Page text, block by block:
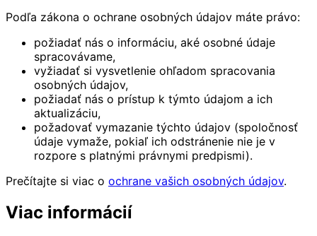
Podľa zákona o ochrane osobných údajov máte právo:
požiadať nás o informáciu, aké osobné údaje
spracovávame,
vyžiadať si vysvetlenie ohľadom spracovania
osobných údajov,
požiadať nás o prístup k týmto údajom a ich
aktualizáciu,
požadovať vymazanie týchto údajov (spoločnosť
údaje vymaže, pokiaľ ich odstránenie nie je v
rozpore s platnými právnymi predpismi).
Prečítajte si viac o ochrane vašich osobných údajov.
Viac informácií